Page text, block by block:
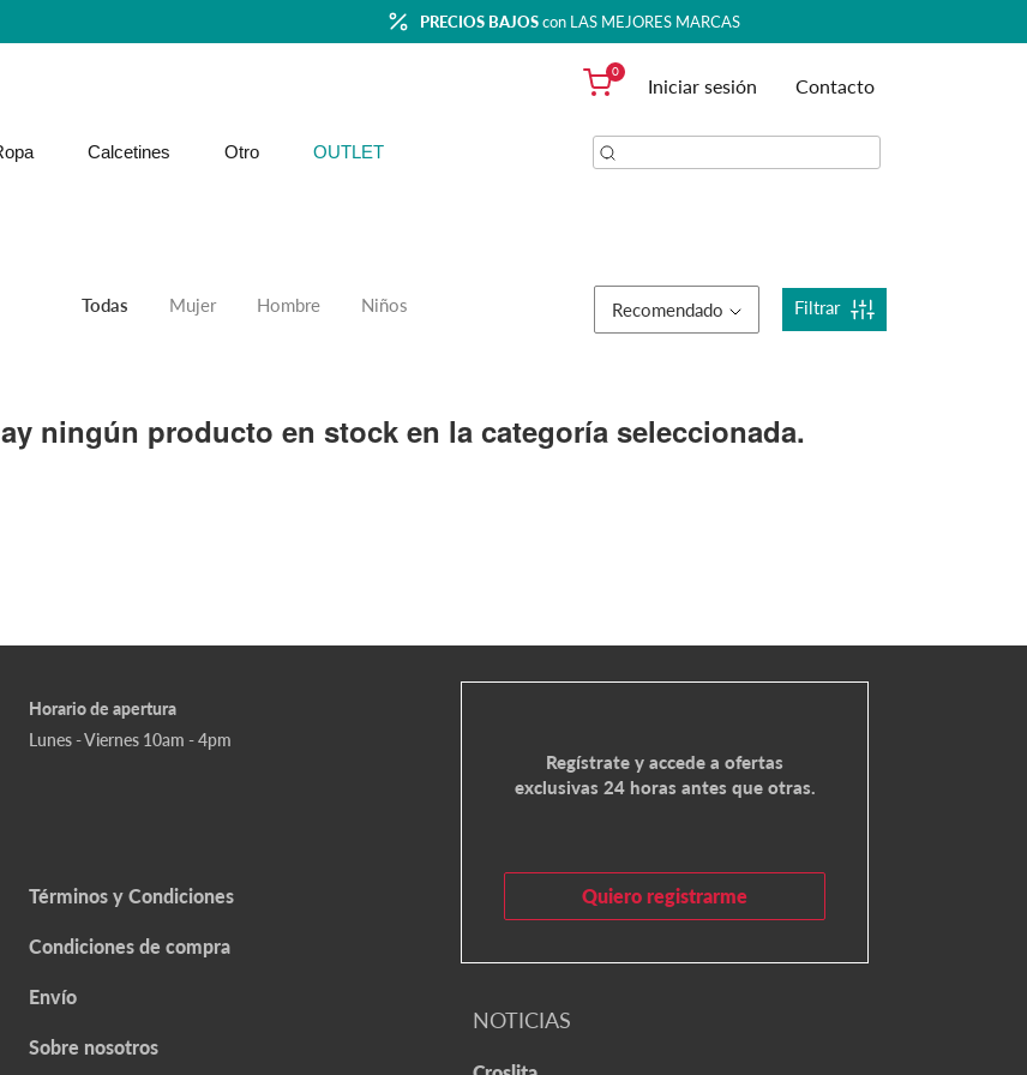
PRECIOS BAJOScon LAS MEJORES MARCAS
0
Iniciar sesión Contacto
Calcetines Otro OUTLET
Recomendado Filtrar
Todas Mujer Hombre Niños
ningún producto en stock en la categoría seleccionada.
Horario de apertura
Lunes - Viernes 10am - 4pm
Términos y Condiciones
Condiciones de compra
Envío
Sobre nosotros
Regístrate y accede a ofertas
exclusivas 24 horas antes que otras.
Quiero registrarme
NOTICIAS